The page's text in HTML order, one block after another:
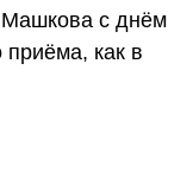
с днём
приёма, как в